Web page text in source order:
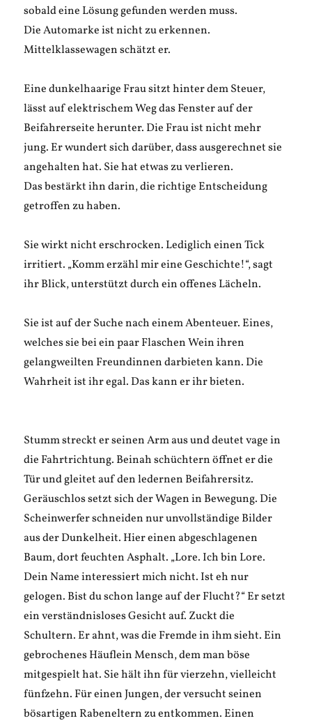
sobald eine Lösung gefunden werden muss.
Die Automarke ist nicht zu erkennen.
Mittelklassewagen schätzt er.
Eine dunkelhaarige Frau sitzt hinter dem Steuer,
lässt auf elektrischem Weg das Fenster auf der
Beifahrerseite herunter. Die Frau ist nicht mehr
jung. Er wundert sich darüber, dass ausgerechnet sie
angehalten hat. Sie hat etwas zu verlieren.
Das bestärkt ihn darin, die richtige Entscheidung
getroffen zu haben.
Sie wirkt nicht erschrocken. Lediglich einen Tick
irritiert. „Komm erzähl mir eine Geschichte!“, sagt
ihr Blick, unterstützt durch ein offenes Lächeln.
Sie ist auf der Suche nach einem Abenteuer. Eines,
welches sie bei ein paar Flaschen Wein ihren
gelangweilten Freundinnen darbieten kann. Die
Wahrheit ist ihr egal. Das kann er ihr bieten.
Stumm streckt er seinen Arm aus und deutet vage in
die Fahrtrichtung. Beinah schüchtern öffnet er die
Tür und gleitet auf den ledernen Beifahrersitz.
Geräuschlos setzt sich der Wagen in Bewegung. Die
Scheinwerfer schneiden nur unvollständige Bilder
aus der Dunkelheit. Hier einen abgeschlagenen
Baum, dort feuchten Asphalt. „Lore. Ich bin Lore.
Dein Name interessiert mich nicht. Ist eh nur
gelogen. Bist du schon lange auf der Flucht?“ Er setzt
ein verständnisloses Gesicht auf. Zuckt die
Schultern. Er ahnt, was die Fremde in ihm sieht. Ein
gebrochenes Häuflein Mensch, dem man böse
mitgespielt hat. Sie hält ihn für vierzehn, vielleicht
fünfzehn. Für einen Jungen, der versucht seinen
bösartigen Rabeneltern zu entkommen. Einen